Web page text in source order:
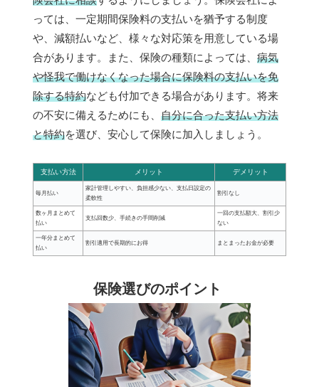
っては、一定期間保険料の支払いを猶予する制度
や、減額払いなど、様々な対応策を用意している場
合があります。また、保険の種類によっては、 病気
や怪我で働けなくなった場合に保険料の支払いを免
除する特約なども付加できる場合があります。将来
の不安に備えるためにも、 自分に合った支払い方法
と特約を選び、安心して保険に加入しましょう。
支払い方法 メリット デメリット
毎月払い
家計管理しやすい、負担感少ない、支払日設定の
柔軟性
割引なし
数ヶ月まとめて
払い
支払回数少、手続きの手間削減
一回の支払額大、割引少
ない
一年分まとめて
払い
割引適用で長期的にお得 まとまったお金が必要
保険選びのポイント